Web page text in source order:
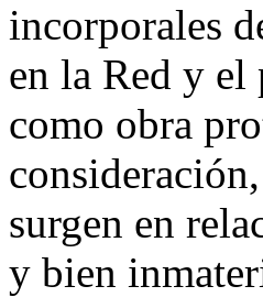
incorporales
en la Red y el
como obra
surgen en
y bien